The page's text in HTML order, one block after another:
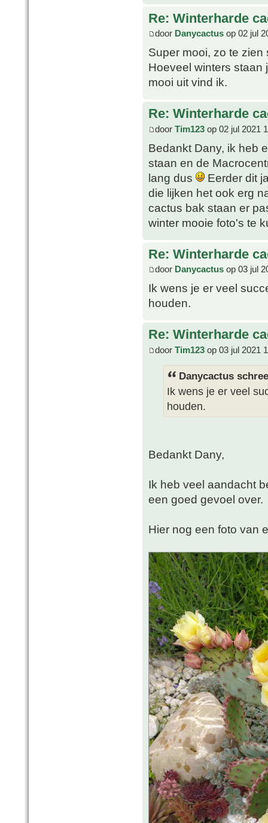
Re: Winterharde
door Danycactus op 02 jul
Super mooi, zo te
Hoeveel winters staan
mooi uit vind ik.
Re: Winterharde
door Tim123 op 02 jul 2021
Bedankt Dany, ik heb
staan en de
lang dus
Eerder dit
die lijken het ook erg
cactus bak staan er
winter mooie foto's te
Re: Winterharde
door Danycactus op 03 jul
Ik wens je er veel
houden.
Re: Winterharde
door Tim123 op 03 jul 2021
Danycactus
Ik wens je er veel
houden.
Bedankt Dany,
Ik heb veel aandacht
een goed gevoel over.
Hier nog een foto van